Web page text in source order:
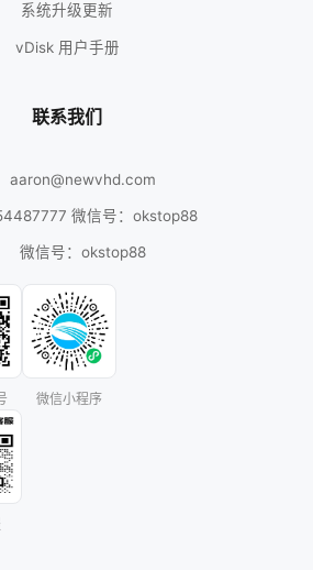
系统升级更新
vDisk 用户手册
联系我们
aaron@newvhd.com
微信号：okstop88
微信号：okstop88
微信小程序